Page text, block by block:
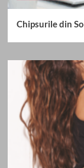
Chipsurile din